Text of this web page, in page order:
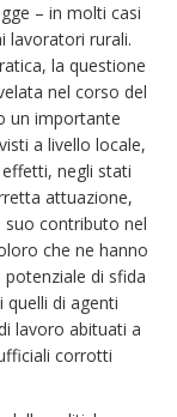
– in molti casi
lavoratori rurali.
la questione
nel corso del
un importante
a livello locale,
negli stati
attuazione,
contributo nel
che ne hanno
di sfida
di agenti
lavoro abituati a
corrotti